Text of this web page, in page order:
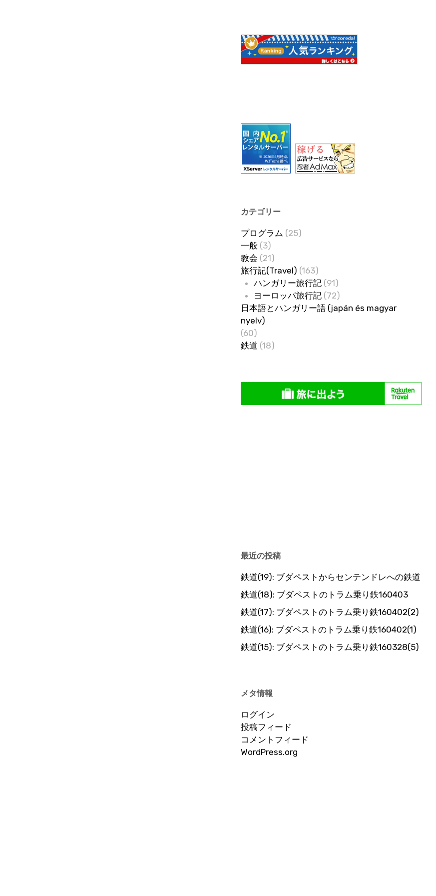
カテゴリー
プログラム (25)
一般 (3)
教会 (21)
旅行記(Travel) (163)
ハンガリー旅行記(91)
ヨーロッパ旅行記(72)
日本語とハンガリー語 (japán és magyar
nyelv)
(60)
鉄道 (18)
最近の投稿
鉄道(19): ブダペストからセンテンドレへの鉄道
鉄道(18): ブダペストのトラム乗り鉄160403
鉄道(17): ブダペストのトラム乗り鉄160402(2)
鉄道(16): ブダペストのトラム乗り鉄160402(1)
鉄道(15): ブダペストのトラム乗り鉄160328(5)
メタ情報
ログイン
投稿フィード
コメントフィード
WordPress.org